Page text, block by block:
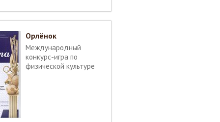
Орлёнок
Международный
конкурс-игра по
физической культуре